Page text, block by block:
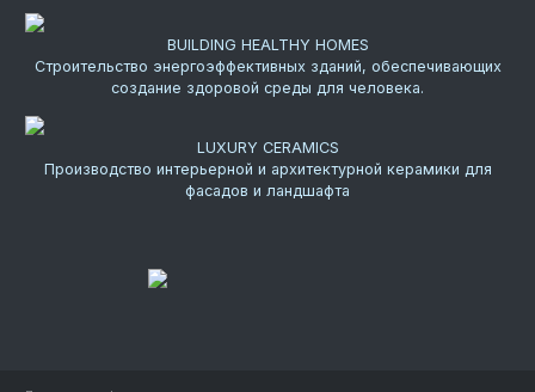
BUILDING HEALTHY HOMES
Строительство энергоэффективных зданий, обеспечивающих
создание здоровой среды для человека.
LUXURY CERAMICS
Производство интерьерной и архитектурной керамики для
фасадов и ландшафта